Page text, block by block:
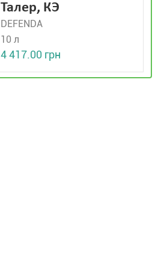
Талер, КЭ
DEFENDA
10 л
4 417.00 грн